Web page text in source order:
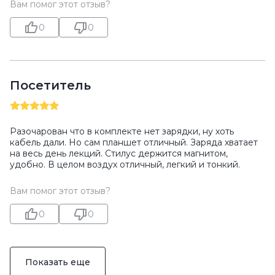
Вам помог этот отзыв?
0 0
Посетитель
Разочарован что в комплекте нет зарядки, ну хоть
кабель дали. Но сам планшет отличный. Заряда хватает
на весь день лекций. Стилус держится магнитом,
удобно. В целом воздух отличный, легкий и тонкий.
Вам помог этот отзыв?
0 0
Показать еще